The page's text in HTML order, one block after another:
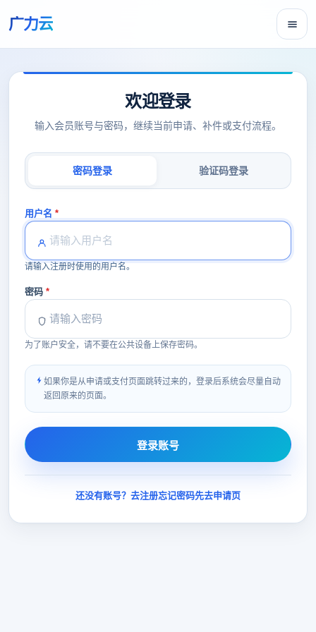
广力云
欢迎登录
输入会员账号与密码，继续当前申请、补件或支付流程。
密码登录 验证码登录
用户名
请输入注册时使用的用户名。
密码
为了账户安全，请不要在公共设备上保存密码。
如果你是从申请或支付页面跳转过来的，登录后系统会尽量自动
返回原来的页面。
登录账号
还没有账号？去注册忘记密码先去申请页